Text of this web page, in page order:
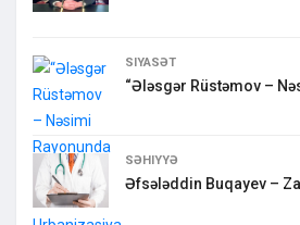
SIYASƏT
“Ələsgər Rüstəmov –
SƏHIYYƏ
Əfsələddin Buqayev –